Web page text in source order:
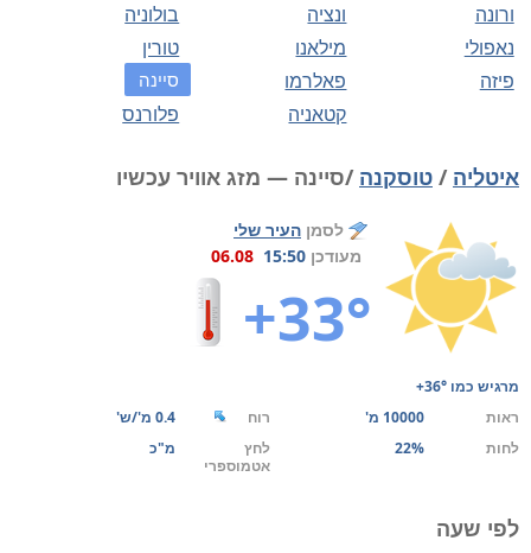
בולוניה ונציה
ורונה
טורין
מילאנו נאפולי
סיינה פאלרמו
פיזה
פלורנס
קטאניה
איטליה / טוסקנה /סיינה — מזג אוויר עכשיו
לסמן העיר שלי
מעודכן 15:50
06.08
+33°
מרגיש כמו +36°
ראות
10000 מ' רוח
0.4 מ'/ש'
לחות
22%
לחץ
אטמוספרי
מ"כ
לפי שעה